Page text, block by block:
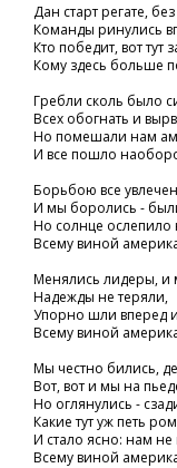
Дан старт регате,
Команды ринулись
Кто победит, вот тут
Кому здесь больше
Гребли сколь было
Всех обогнать и
Но помешали нам
И все пошло
Борьбою все
И мы боролись -
Но солнце ослепило
Всему виной
Менялись лидеры, и
Надежды не теряли,
Упорно шли вперед
Всему виной
Мы честно бились,
Вот, вот и мы на
Но оглянулись -
Какие тут уж петь
И стало ясно: нам не
Всему виной